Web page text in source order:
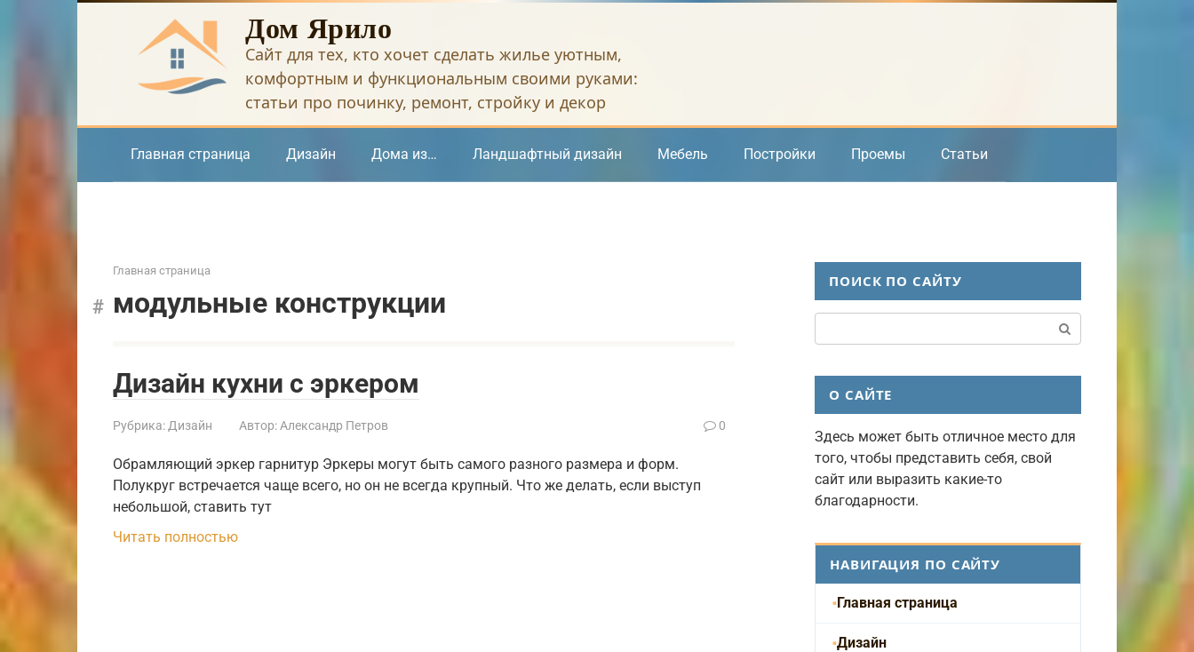
Дом Ярило
Сайт для тех, кто хочет сделать жилье уютным,
комфортным и функциональным своими руками:
статьи про починку, ремонт, стройку и декор
Главная страница Дизайн Дома из… Ландшафтный дизайн Мебель Постройки Проемы Статьи
Главная страница
модульные конструкции
Дизайн кухни с эркером
Рубрика: Дизайн Автор: Александр Петров 0
Обрамляющий эркер гарнитур Эркеры могут быть самого разного размера и форм.
Полукруг встречается чаще всего, но он не всегда крупный. Что же делать, если выступ
небольшой, ставить тут
Читать полностью
ПОИСК ПО САЙТУ
О САЙТЕ
Здесь может быть отличное место для
того, чтобы представить себя, свой
сайт или выразить какие-то
благодарности.
НАВИГАЦИЯ ПО САЙТУ
Главная страница
Дизайн